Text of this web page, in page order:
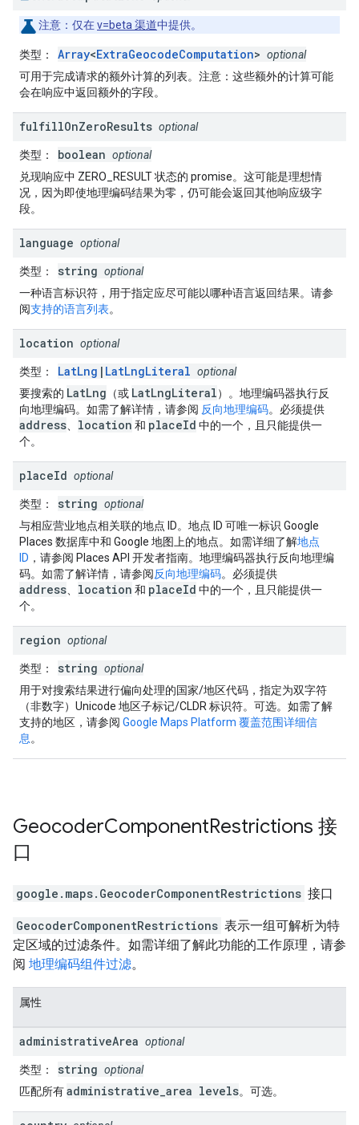
注意 ：仅在v=beta 渠道中提供。
类型 ： Array<ExtraGeocodeComputation> optional
可用于完成请求的额外计算的列表。注意：这些额外的计算可能
会在响应中返回额外的字段。
fulfillOnZeroResults optional
类型 ： boolean optional
兑现响应中 ZERO_RESULT 状态的 promise。这可能是理想情
况，因为即使地理编码结果为零，仍可能会返回其他响应级字
段。
language optional
类型 ： string optional
一种语言标识符，用于指定应尽可能以哪种语言返回结果。请参
阅支持的语言列表。
location optional
类型 ： LatLng | LatLngLiteral optional
要搜索的 LatLng （或 LatLngLiteral）。地理编码器执行反
向地理编码。如需了解详情，请参阅 反向地理编码。必须提供
address location 和 placeId 中的一个，且只能提供一
个。
placeId optional
类型 ： string optional
与相应营业地点相关联的地点 ID。地点 ID 可唯一标识 Google
Places 数据库中和 Google 地图上的地点。如需详细了解地点
ID ，请参阅 Places API 开发者指南。地理编码器执行反向地理编
码。如需了解详情，请参阅反向地理编码。必须提供
address location 和 placeId 中的一个，且只能提供一
个。
region optional
类型 ： string optional
用于对搜索结果进行偏向处理的国家/地区代码，指定为双字符
（非数字）Unicode 地区子标记/CLDR 标识符。可选。如需了解
支持的地区，请参阅 Google Maps Platform 覆盖范围详细信
息 。
GeocoderComponentRestrictions 接
口
google.maps. GeocoderComponentRestrictions 接口
GeocoderComponentRestrictions 表示一组可解析为特
定区域的过滤条件。如需详细了解此功能的工作原理，请参
阅 地理编码组件过滤。
属性
administrativeArea optional
类型 ： string optional
匹配所有administrative_area levels。可选。